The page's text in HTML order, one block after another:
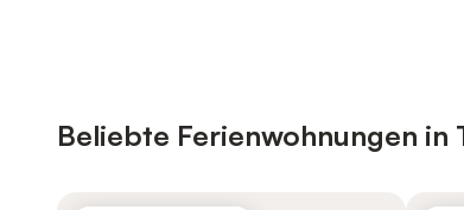
Beliebte Ferienwohnungen in